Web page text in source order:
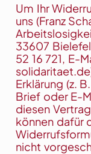
Um Ihr
uns (Franz
33607
52 16 721, E-
Erklärung (z.
Brief oder E-
diesen
können dafür
nicht